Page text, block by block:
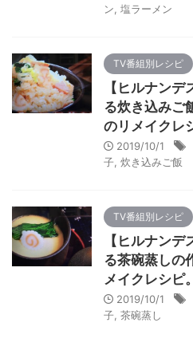
ン 塩ラーメン
TV番組別レシピ
【ヒルナン
る炊き込みご
のリメイクレ
2019/10/1
子 炊き込みご飯
TV番組別レシピ
【ヒルナン
る茶碗蒸しの
メイクレシピ。
2019/10/1
子 茶碗蒸し